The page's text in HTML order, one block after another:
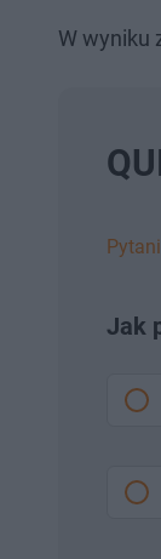
W wyniku
Jak